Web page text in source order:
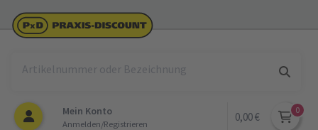
Mein Konto
Anmelden/Registrieren
0,00 €